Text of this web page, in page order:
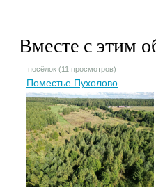
Вместе с этим
посёлок (11 просмотров)
Поместье Пухолово